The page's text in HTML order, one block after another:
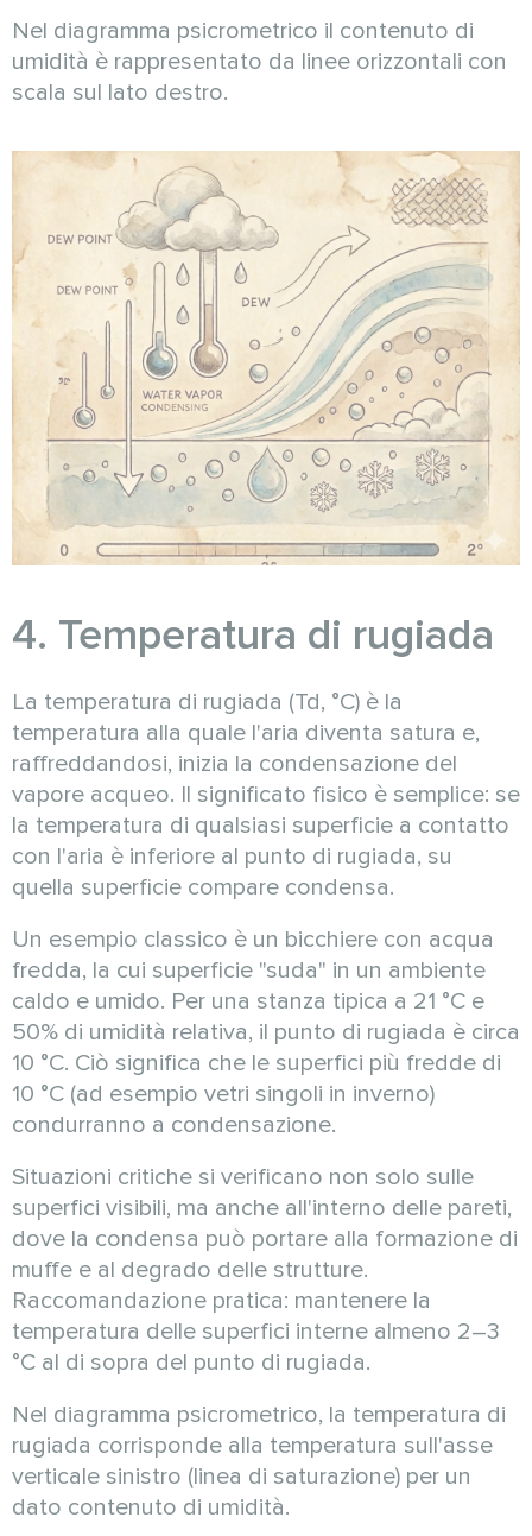
Nel diagramma psicrometrico il contenuto di
umidità è rappresentato da linee orizzontali con
scala sul lato destro.
4. Temperatura di rugiada
La temperatura di rugiada (Td, °C) è la
temperatura alla quale l'aria diventa satura e,
raffreddandosi, inizia la condensazione del
vapore acqueo. Il significato fisico è semplice: se
la temperatura di qualsiasi superficie a contatto
con l'aria è inferiore al punto di rugiada, su
quella superficie compare condensa.
Un esempio classico è un bicchiere con acqua
fredda, la cui superficie "suda" in un ambiente
caldo e umido. Per una stanza tipica a 21 °C e
50% di umidità relativa, il punto di rugiada è circa
10 °C. Ciò significa che le superfici più fredde di
10 °C (ad esempio vetri singoli in inverno)
condurranno a condensazione.
Situazioni critiche si verificano non solo sulle
superfici visibili, ma anche all'interno delle pareti,
dove la condensa può portare alla formazione di
muffe e al degrado delle strutture.
Raccomandazione pratica: mantenere la
temperatura delle superfici interne almeno 2–3
°C al di sopra del punto di rugiada.
Nel diagramma psicrometrico, la temperatura di
rugiada corrisponde alla temperatura sull'asse
verticale sinistro (linea di saturazione) per un
dato contenuto di umidità.